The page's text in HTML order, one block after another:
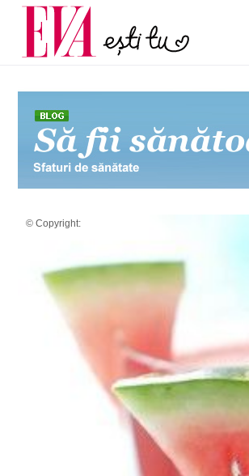
© Copyright:
Carieră
Actualitate